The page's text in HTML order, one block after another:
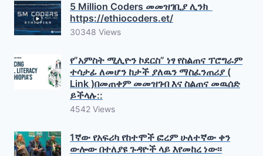
5 Million Coders መመዝገቢያ ሊንክ
https://ethiocoders.et/
30348 Views
የ”አምስት ሚሊዮን ኮደርስ” ነፃ የስልጠና ፕሮግራም
ተሳታፊ ለመሆን ከታች ያለዉን ማስፈንጠሪያ (
Link )በመጠቀም መመዝገብ እና ስልጠና መዉሰድ
ይችላሉ::
4542 Views
1ኛው የአፍሪካ የከተሞች ፎረም ሁለተኛው ቀን
ውሎው በተለያዩ ጉዳዮች ላይ እየመከረ ነው፡፡